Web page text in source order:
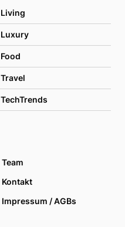
Living
Luxury
Food
Travel
TechTrends
Team
Kontakt
Impressum / AGBs